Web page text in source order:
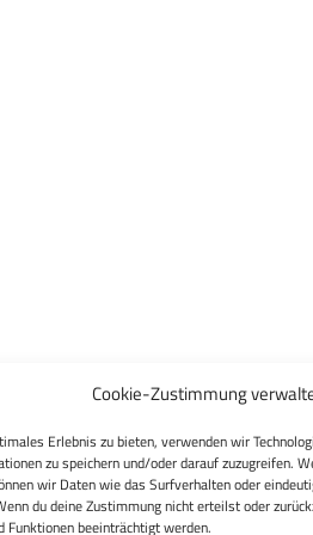
Cookie-Zustimmung
Erlebnis zu bieten, verwenden wir
zu speichern und/oder darauf zuzugreifen.
wir Daten wie das Surfverhalten oder
du deine Zustimmung nicht erteilst oder
Funktionen beeinträchtigt werden.